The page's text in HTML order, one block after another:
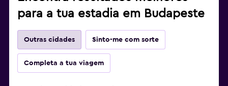
para a tua estadia em Budapeste
Outras cidades Sinto-me com sorte
Completa a tua viagem